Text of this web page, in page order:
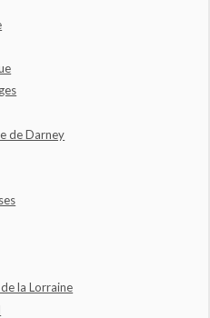
de Darney
la Lorraine